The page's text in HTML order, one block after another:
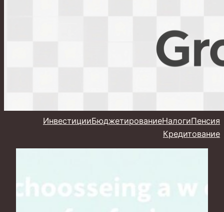
ИнвестицииБюджетированиеНалогиПенсия
Кредитование